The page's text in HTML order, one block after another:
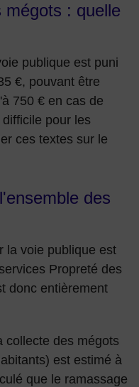
mégots : quelle
publique est puni
€, pouvant être
750 € en cas de
pour les
ces textes sur le
des
la voie publique est
Propreté des
donc entièrement
collecte des mégots
est estimé à
que le ramassage